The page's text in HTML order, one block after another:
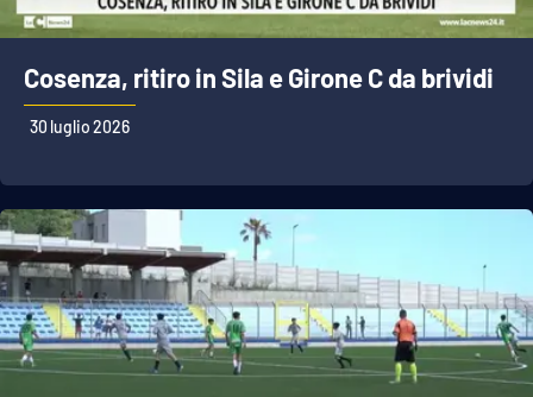
Cosenza, ritiro in Sila e Girone C da brividi
30 luglio 2026